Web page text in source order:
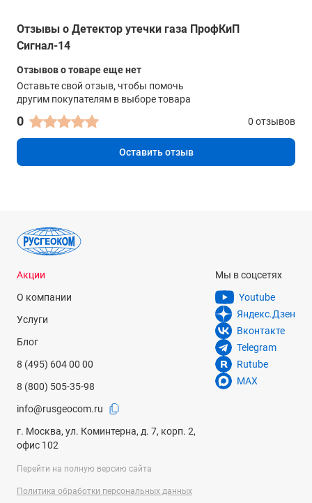
Отзывы о Детектор утечки газа ПрофКиП
Сигнал-14
Отзывов о товаре еще нет
Оставьте свой отзыв, чтобы помочь
другим покупателям в выборе товара
0 0 отзывов
Оставить отзыв
Акции
О компании
Услуги
Блог
8 (495) 604 00 00
8 (800) 505-35-98
info@rusgeocom.ru
г. Москва, ул. Коминтерна, д. 7, корп. 2,
офис 102
Мы в соцсетях
Youtube
Яндекс.Дзен
Вконтакте
Telegram
Rutube
MAX
Перейти на полную версию сайта
Политика обработки персональных данных